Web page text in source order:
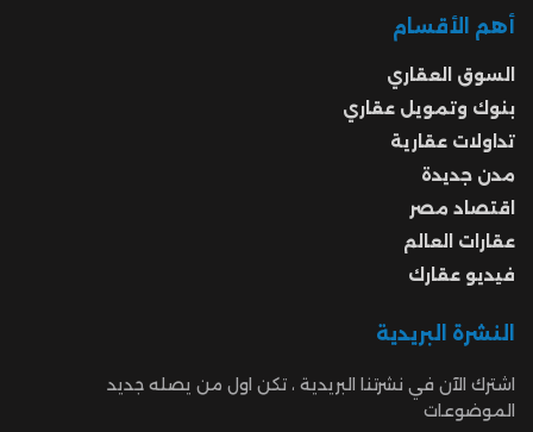
أهم الأقسام
السوق العقاري
بنوك وتمويل عقاري
تداولات عقارية
مدن جديدة
اقتصاد مصر
عقارات العالم
فيديو عقارك
النشرة البريدية
اشترك الآن في نشرتنا البريدية ، تكن اول من يصله جديد
الموضوعات